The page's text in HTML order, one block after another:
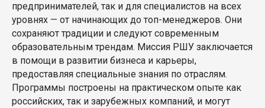
предпринимателей, так и для специалистов на всех
уровнях — от начинающих до топ-менеджеров. Они
сохраняют традиции и следуют современным
образовательным трендам. Миссия РШУ заключается
в помощи в развитии бизнеса и карьеры,
предоставляя специальные знания по отраслям.
Программы построены на практическом опыте как
российских, так и зарубежных компаний, и могут